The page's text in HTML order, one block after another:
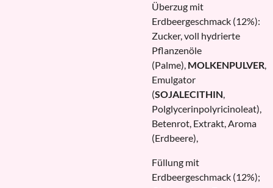
Überzug mit
Erdbeergeschmack (12%):
Zucker, voll hydrierte
Pflanzenöle
(Palme), MOLKENPULVER,
Emulgator
(SOJALECITHIN,
Polglycerinpolyricinoleat),
Betenrot, Extrakt, Aroma
(Erdbeere),
Füllung mit
Erdbeergeschmack (12%);